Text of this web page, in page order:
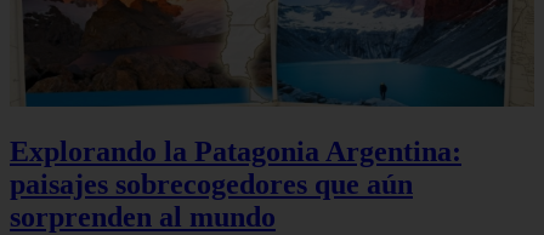
Explorando la Patagonia Argentina:
paisajes sobrecogedores que aún
sorprenden al mundo